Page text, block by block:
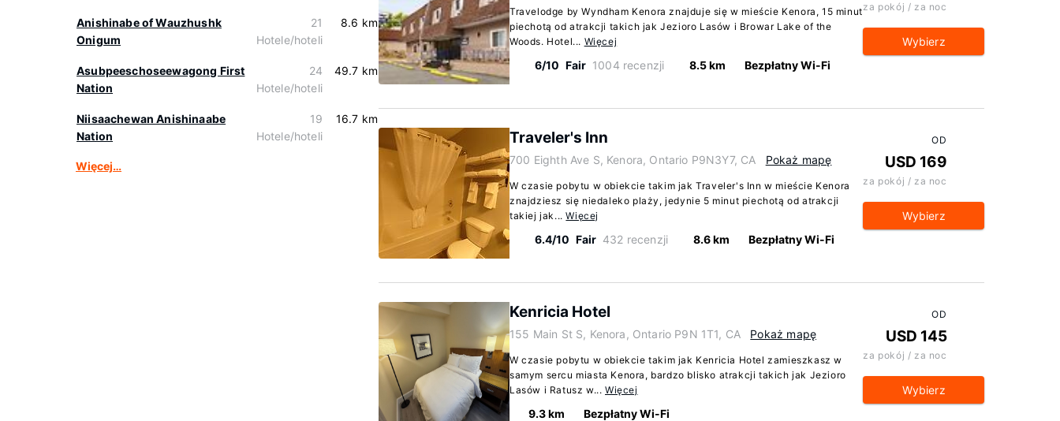
Anishinabe of Wauzhushk
Onigum
21
Hotele/hoteli
8.6 km
Asubpeeschoseewagong First
Nation
24
Hotele/hoteli
49.7 km
Niisaachewan Anishinaabe
Nation
19
Hotele/hoteli
16.7 km
Więcej…
Travelodge by Wyndham Kenora znajduje się w mieście Kenora, 15 minut
piechotą od atrakcji takich jak Jezioro Lasów i Browar Lake of the
Woods. Hotel... Więcej
6/10 Fair 1004 recenzji 8.5 km Bezpłatny Wi-Fi
za pokój / za noc
Wybierz
Traveler's Inn
700 Eighth Ave S, Kenora, Ontario P9N3Y7, CA Pokaż mapę
W czasie pobytu w obiekcie takim jak Traveler's Inn w mieście Kenora
znajdziesz się niedaleko plaży, jedynie 5 minut piechotą od atrakcji
takiej jak...Więcej
6.4/10 Fair 432 recenzji 8.6 km Bezpłatny Wi-Fi
OD
USD 169
za pokój / za noc
Wybierz
Kenricia Hotel
155 Main St S, Kenora, Ontario P9N 1T1, CA Pokaż mapę
W czasie pobytu w obiekcie takim jak Kenricia Hotel zamieszkasz w
samym sercu miasta Kenora, bardzo blisko atrakcji takich jak Jezioro
Lasów i Ratusz w... Więcej
9.3 km Bezpłatny Wi-Fi
OD
USD 145
za pokój / za noc
Wybierz